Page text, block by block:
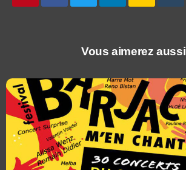
Vous aimerez aussi